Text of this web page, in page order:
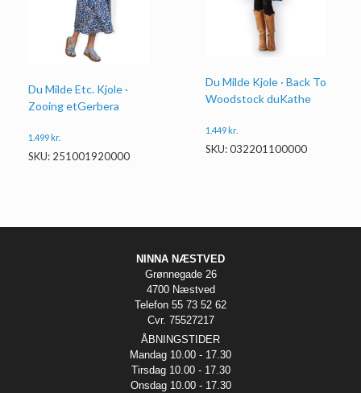
Du Milde Etc. Kjole ·
Zooing etGerbera
1.499 kr.
SKU: 251001920000
Du Milde Kjole · Back To
Woodstock duKathe
1.449 kr.
SKU: 032201100000
NINNA NÆSTVED
Grønnegade 26
4700 Næstved
Telefon 55 73 52 62
Cvr. 75527217
ÅBNINGSTIDER
Mandag 10.00 - 17.30
Tirsdag 10.00 - 17.30
Onsdag 10.00 - 17.30